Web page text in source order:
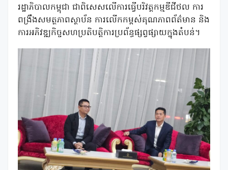
រដ្ឋាភិបាលកម្ពុជា ជាពិសេសលើការធ្វើបរិវត្តកម្មឌីជីថល ការ
ពង្រឹងសមត្ថភាពស្ថាប័ន ការលើកកម្ពស់គុណភាពព័ត៌មាន និង
ការអភិវឌ្ឍកិច្ចសហប្រតិបត្តិការប្រព័ន្ធផ្សព្វផ្សាយក្នុងតំបន់។